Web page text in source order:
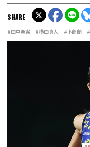
#田中希実 #横田真人 #卜部蘭
SHARE